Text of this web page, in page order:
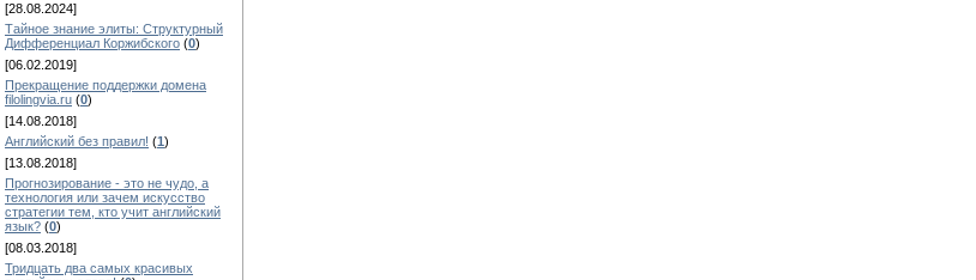
[28.08.2024]
Тайное знание элиты: Структурный
Дифференциал Коржибского (0)
[06.02.2019]
Прекращение поддержки домена
filolingvia.ru (0)
[14.08.2018]
Английский без правил! (1)
[13.08.2018]
Прогнозирование - это не чудо, а
технология или зачем искусство
стратегии тем, кто учит английский
язык? (0)
[08.03.2018]
Тридцать два самых красивых